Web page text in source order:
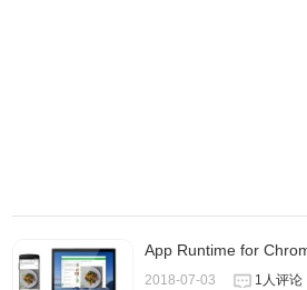
App Runtime for
2018-07-03 1人评论